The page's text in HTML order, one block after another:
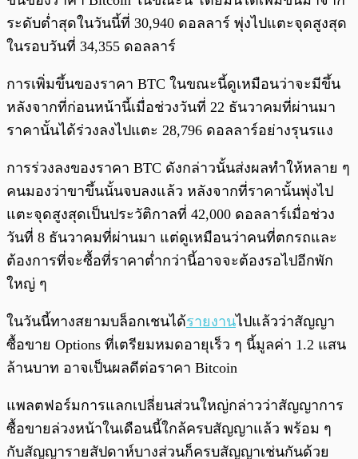
ระดับต่ำสุดในวันนี้ที่ 30,940 ดอลลาร์ พุ่งไปแตะจุดสูงสุด
ในรอบวันที่ 34,355 ดอลลาร์
การเพิ่มขึ้นของราคา BTC ในขณะนี้ดูเหมือนว่าจะมีขึ้น
หลังจากที่ก่อนหน้านี้เมื่อช่วงวันที่ 22 ธันวาคมที่ผ่านมา
ราคานั้นได้ร่วงลงไปแตะ 28,796 ดอลลาร์อย่างรุนรแง
การร่วงลงของราคา BTC ดังกล่าวนั้นส่งผลทำให้หลาย ๆ
คนมองว่าขาขึ้นนั้นจบลงแล้ว หลังจากที่ราคานั้นพุ่งไป
แตะจุดสูงสุดเป็นประวัติกาลที่ 42,000 ดอลลาร์เมื่อช่วง
วันที่ 8 ธันวาคมที่ผ่านมา แต่ดูเหมือนว่าคนที่ตกรถและ
ต้องการที่จะซื้อที่ราคาต่ำกว่านี้อาจจะต้องรอไปอีกพัก
ใหญ่ ๆ
ในวันนี้ทางสยามบล็อกเชนได้รายงานไปแล้วว่าสัญญา
ซื้อขาย Options ที่เตรียมหมดอายุเร็ว ๆ นี้มูลค่า 1.2 แสน
ล้านบาท อาจเป็นผลดีต่อราคา Bitcoin
แพลตฟอร์มการแลกเปลี่ยนส่วนใหญ่กล่าวว่าสัญญาการ
ซื้อขายล่วงหน้าในเดือนนี้ใกล้ครบสัญญาแล้ว พร้อม ๆ
กับสัญญารายสัปดาห์บางส่วนก็ครบสัญญาเช่นกันด้วย